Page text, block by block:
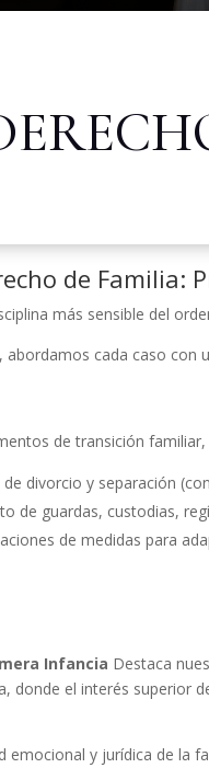
de Familia:
más sensible del
, abordamos cada caso con
de transición
divorcio y separación
de guardas, custodias,
de medidas para
Infancia Destaca
donde el interés
emocional y jurídica de la